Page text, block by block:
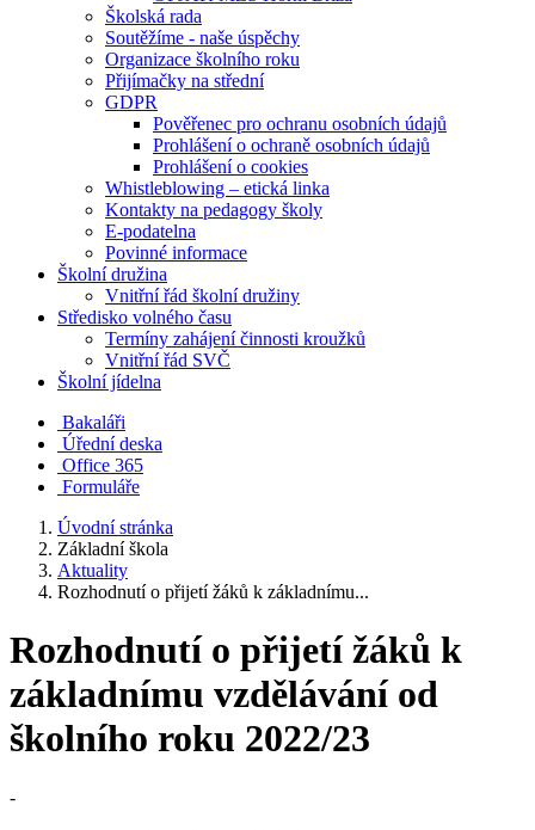
Školská rada
Soutěžíme - naše úspěchy
Organizace školního roku
Přijímačky na střední
GDPR
Pověřenec pro ochranu osobních údajů
Prohlášení o ochraně osobních údajů
Prohlášení o cookies
Whistleblowing – etická linka
Kontakty na pedagogy školy
E-podatelna
Povinné informace
Školní družina
Vnitřní řád školní družiny
Středisko volného času
Termíny zahájení činnosti kroužků
Vnitřní řád SVČ
Školní jídelna
Bakaláři
Úřední deska
Office 365
Formuláře
Úvodní stránka
Základní škola
Aktuality
Rozhodnutí o přijetí žáků k základnímu...
Rozhodnutí o přijetí žáků k
základnímu vzdělávání od
školního roku 2022/23
-